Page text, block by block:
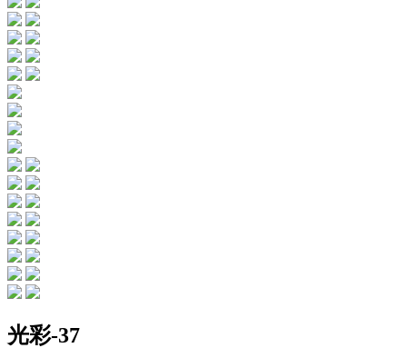
光彩-37